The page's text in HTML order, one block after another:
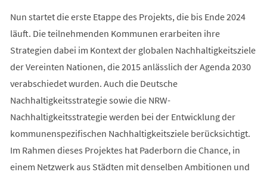
Nun startet die erste Etappe des Projekts, die bis Ende 2024
läuft. Die teilnehmenden Kommunen erarbeiten ihre
Strategien dabei im Kontext der globalen Nachhaltigkeitsziele
der Vereinten Nationen, die 2015 anlässlich der Agenda 2030
verabschiedet wurden. Auch die Deutsche
Nachhaltigkeitsstrategie sowie die NRW-
Nachhaltigkeitsstrategie werden bei der Entwicklung der
kommunenspezifischen Nachhaltigkeitsziele berücksichtigt.
Im Rahmen dieses Projektes hat Paderborn die Chance, in
einem Netzwerk aus Städten mit denselben Ambitionen und